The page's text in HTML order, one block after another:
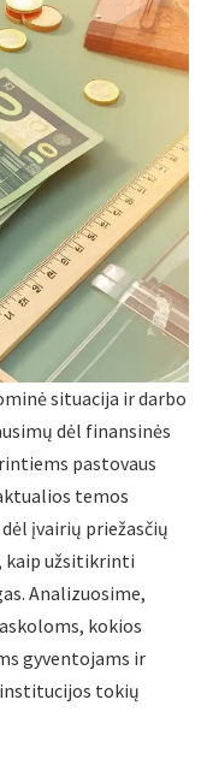
situacija ir darbo
dėl finansinės
pastovaus
temos
įvairių priežasčių
kaip užsitikrinti
Analizuosime,
kokios
gyventojams ir
tokių